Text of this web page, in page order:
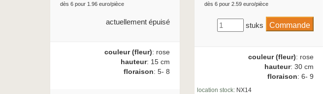
dès 6 pour 1.96 euro/pièce
actuellement épuisé
couleur (fleur): rose
hauteur: 15 cm
floraison: 5- 8
dès 6 pour 2.59 euro/pièce
stuks
couleur (fleur): rose
hauteur: 30 cm
floraison: 6- 9
location stock:NX14